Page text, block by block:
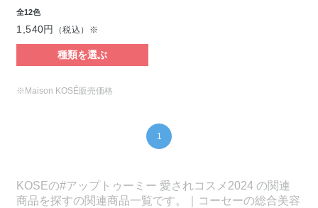
全12色
1,540円 （税込）※
種類を選ぶ
※Maison KOSÉ販売価格
1
KOSEの#アップトゥーミー 愛されコスメ2024 の関連
商品を探すの関連商品一覧です。｜コーセーの総合美容